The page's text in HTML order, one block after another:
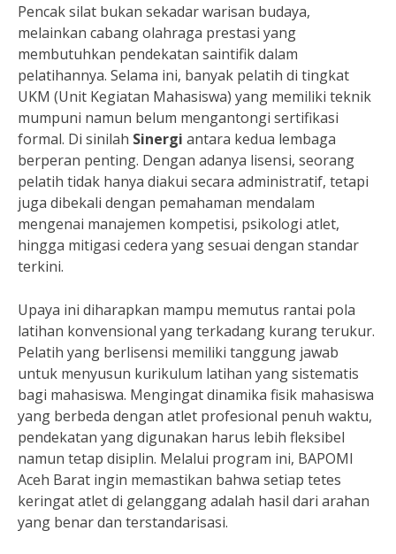
Pencak silat bukan sekadar warisan budaya,
melainkan cabang olahraga prestasi yang
membutuhkan pendekatan saintifik dalam
pelatihannya. Selama ini, banyak pelatih di tingkat
UKM (Unit Kegiatan Mahasiswa) yang memiliki teknik
mumpuni namun belum mengantongi sertifikasi
formal. Di sinilah Sinergi antara kedua lembaga
berperan penting. Dengan adanya lisensi, seorang
pelatih tidak hanya diakui secara administratif, tetapi
juga dibekali dengan pemahaman mendalam
mengenai manajemen kompetisi, psikologi atlet,
hingga mitigasi cedera yang sesuai dengan standar
terkini.
Upaya ini diharapkan mampu memutus rantai pola
latihan konvensional yang terkadang kurang terukur.
Pelatih yang berlisensi memiliki tanggung jawab
untuk menyusun kurikulum latihan yang sistematis
bagi mahasiswa. Mengingat dinamika fisik mahasiswa
yang berbeda dengan atlet profesional penuh waktu,
pendekatan yang digunakan harus lebih fleksibel
namun tetap disiplin. Melalui program ini, BAPOMI
Aceh Barat ingin memastikan bahwa setiap tetes
keringat atlet di gelanggang adalah hasil dari arahan
yang benar dan terstandarisasi.